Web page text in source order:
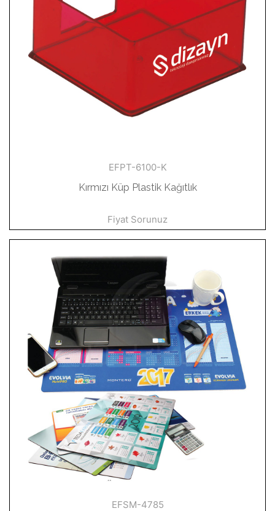
EFPT-6100-K
Kırmızı Küp Plastik Kağıtlık
Fiyat Sorunuz
EFSM-4785